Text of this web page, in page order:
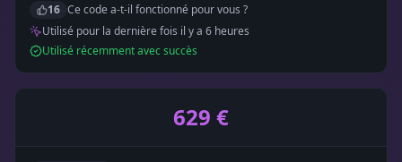
16 Ce code a-t-il fonctionné pour vous ?
Utilisé pour la dernière fois il y a 6 heures
Utilisé récemment avec succès
629 €